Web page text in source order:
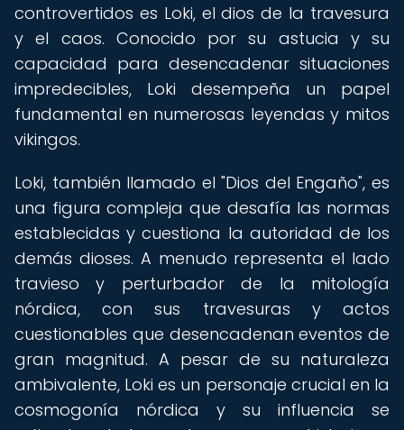
controvertidos es Loki, el dios de la travesura
y el caos. Conocido por su astucia y su
capacidad para desencadenar situaciones
impredecibles, Loki desempeña un papel
fundamental en numerosas leyendas y mitos
vikingos.
Loki, también llamado el "Dios del Engaño", es
una figura compleja que desafía las normas
establecidas y cuestiona la autoridad de los
demás dioses. A menudo representa el lado
travieso y perturbador de la mitología
nórdica, con sus travesuras y actos
cuestionables que desencadenan eventos de
gran magnitud. A pesar de su naturaleza
ambivalente, Loki es un personaje crucial en la
cosmogonía nórdica y su influencia se